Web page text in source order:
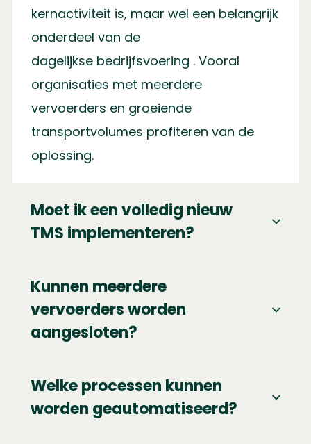
kernactiviteit is, maar wel een belangrijk
onderdeel van de
dagelijkse bedrijfsvoering . Vooral
organisaties met meerdere
vervoerders en groeiende
transportvolumes profiteren van de
oplossing.
Moet ik een volledig nieuw
TMS implementeren?
Kunnen meerdere
vervoerders worden
aangesloten?
Welke processen kunnen
worden geautomatiseerd?